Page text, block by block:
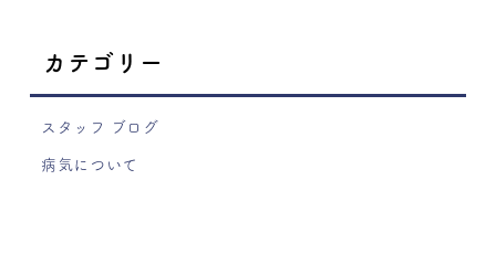
カテゴリー
スタッフ ブログ
病気について